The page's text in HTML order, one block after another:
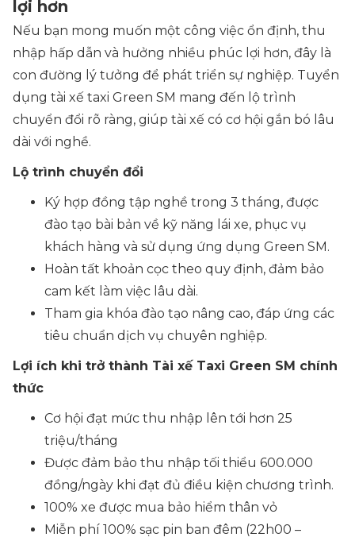
lợi hơn
Nếu bạn mong muốn một công việc ổn định, thu
nhập hấp dẫn và hưởng nhiều phúc lợi hơn, đây là
con đường lý tưởng để phát triển sự nghiệp. Tuyển
dụng tài xế taxi Green SM mang đến lộ trình
chuyển đổi rõ ràng, giúp tài xế có cơ hội gắn bó lâu
dài với nghề.
Lộ trình chuyển đổi
Ký hợp đồng tập nghề trong 3 tháng, được
đào tạo bài bản về kỹ năng lái xe, phục vụ
khách hàng và sử dụng ứng dụng Green SM.
Hoàn tất khoản cọc theo quy định, đảm bảo
cam kết làm việc lâu dài.
Tham gia khóa đào tạo nâng cao, đáp ứng các
tiêu chuẩn dịch vụ chuyên nghiệp.
Lợi ích khi trở thành Tài xế Taxi Green SM chính
thức
Cơ hội đạt mức thu nhập lên tới hơn 25
triệu/tháng
Được đảm bảo thu nhập tối thiểu 600.000
đồng/ngày khi đạt đủ điều kiện chương trình.
100% xe được mua bảo hiểm thân vỏ
Miễn phí 100% sạc pin ban đêm (22h00 –